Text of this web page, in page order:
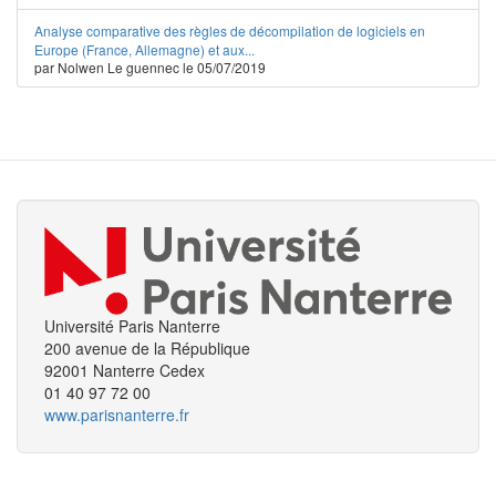
Analyse comparative des règles de décompilation de logiciels en
Europe (France, Allemagne) et aux...
par Nolwen Le guennec le 05/07/2019
Université Paris Nanterre
200 avenue de la République
92001 Nanterre Cedex
01 40 97 72 00
www.parisnanterre.fr